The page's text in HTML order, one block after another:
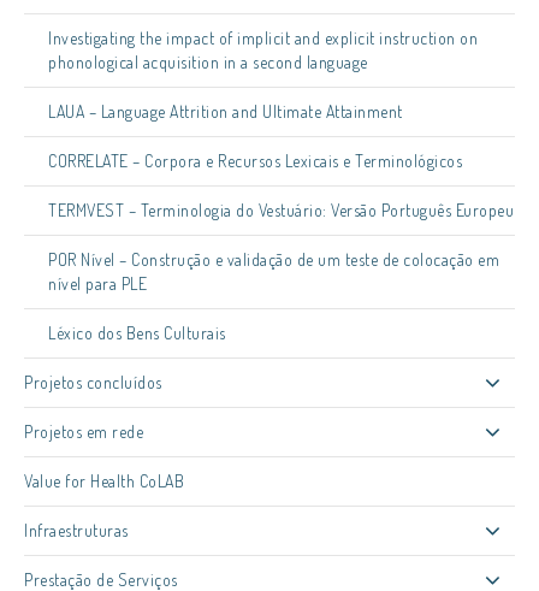
Investigating the impact of implicit and explicit instruction on
phonological acquisition in a second language
LAUA – Language Attrition and Ultimate Attainment
CORRELATE – Corpora e Recursos Lexicais e Terminológicos
TERMVEST – Terminologia do Vestuário: Versão Português Europeu
POR Nível – Construção e validação de um teste de colocação em
nível para PLE
Léxico dos Bens Culturais
Projetos concluídos
Projetos em rede
Value for Health CoLAB
Infraestruturas
Prestação de Serviços